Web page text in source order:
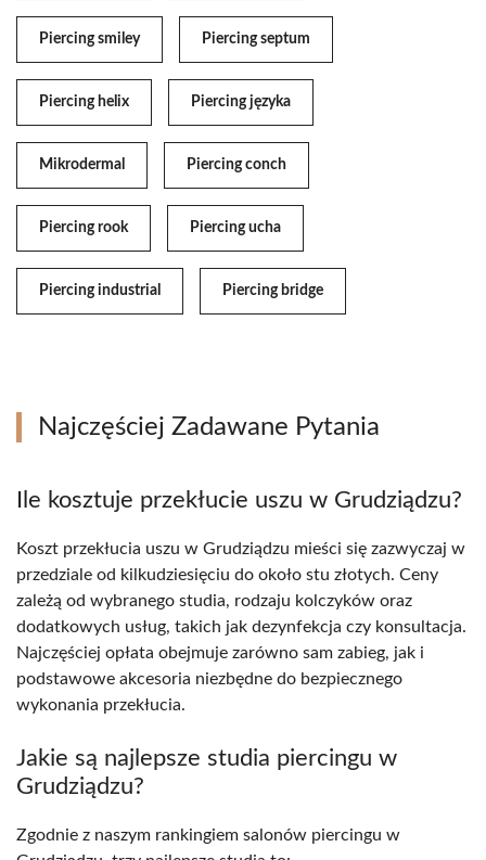
Piercing smiley Piercing septum
Piercing helix Piercing języka
Mikrodermal Piercing conch
Piercing rook Piercing ucha
Piercing industrial Piercing bridge
Najczęściej Zadawane Pytania
Ile kosztuje przekłucie uszu w Grudziądzu?
Koszt przekłucia uszu w Grudziądzu mieści się zazwyczaj w
przedziale od kilkudziesięciu do około stu złotych. Ceny
zależą od wybranego studia, rodzaju kolczyków oraz
dodatkowych usług, takich jak dezynfekcja czy konsultacja.
Najczęściej opłata obejmuje zarówno sam zabieg, jak i
podstawowe akcesoria niezbędne do bezpiecznego
wykonania przekłucia.
Jakie są najlepsze studia piercingu w
Grudziądzu?
Zgodnie z naszym rankingiem salonów piercingu w